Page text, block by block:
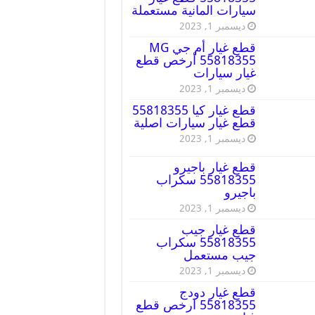
سيارات المانية مستعملة
ديسمبر 1, 2023
قطع غيار أم جي MG
55818355 أرخص قطع
غيار سيارات
ديسمبر 1, 2023
قطع غيار كيا 55818355
قطع غيار سيارات اصلية
ديسمبر 1, 2023
قطع غيار باجيرو
55818355 سكراب
باجيرو
ديسمبر 1, 2023
قطع غيار جيب
55818355 سكراب
جيب مستعمل
ديسمبر 1, 2023
قطع غيار دودج
55818355 ارخص قطع